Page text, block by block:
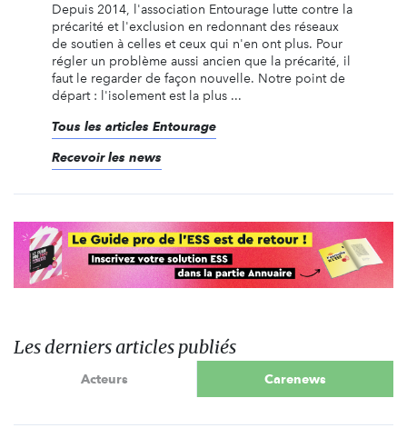
Depuis 2014, l'association Entourage lutte contre la
précarité et l'exclusion en redonnant des réseaux
de soutien à celles et ceux qui n'en ont plus. Pour
régler un problème aussi ancien que la précarité, il
faut le regarder de façon nouvelle. Notre point de
départ : l'isolement est la plus ...
Tous les articles Entourage
Recevoir les news
Les derniers articles publiés
Acteurs Carenews